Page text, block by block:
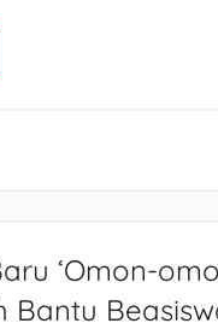
‘Omon-
Bantu